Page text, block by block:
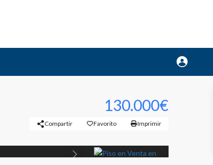
130.000€
Compartir Favorito Imprimir
Previous